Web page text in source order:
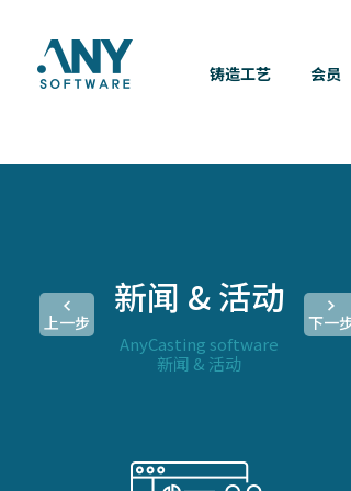
铸造工艺 会员
新闻 & 活动
AnyCasting software
新闻 & 活动
下一
上一步